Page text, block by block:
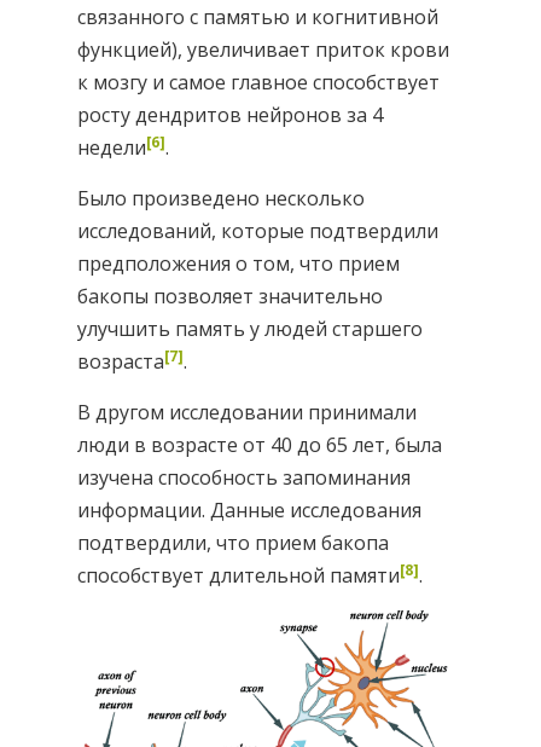
связанного с памятью и когнитивной
функцией), увеличивает приток крови
к мозгу и самое главное способствует
росту дендритов нейронов за 4
недели[6].
Было произведено несколько
исследований, которые подтвердили
предположения о том, что прием
бакопы позволяет значительно
улучшить память у людей старшего
возраста[7].
В другом исследовании принимали
люди в возрасте от 40 до 65 лет, была
изучена способность запоминания
информации. Данные исследования
подтвердили, что прием бакопа
способствует длительной памяти[8].